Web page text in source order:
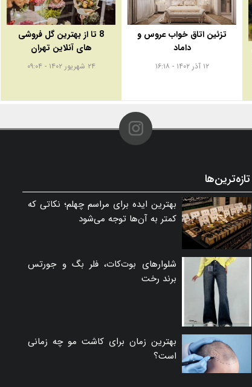
تزئین اتاق خواب عروس و
داماد
۱۲ آذر ۱۴۰۲ - ۱۶:۱۸
8 تا از بهترین گل فروشی
های آنلاین تهران
۲۴ شهریور ۱۴۰۲ - ۰۹:۰۴
تازه‌ترین‌ها
بهترین ایده برای مراسم چهلم؛ نکاتی که
کمتر به آن‌ها توجه می‌شود
شلوارهای بوت‌کات، فلر بگ و جورتس
برند رخت
بهترین زمان برای کاشت مو چه زمانی
است؟